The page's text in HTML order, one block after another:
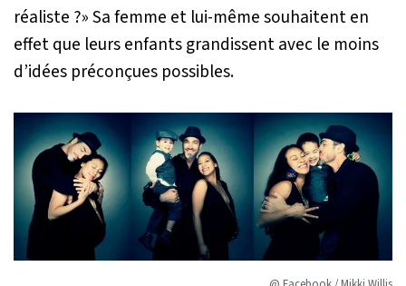
réaliste ?»Sa femme et lui-même souhaitent en
effet que leurs enfants grandissent avec le moins
d’idées préconçues possibles.